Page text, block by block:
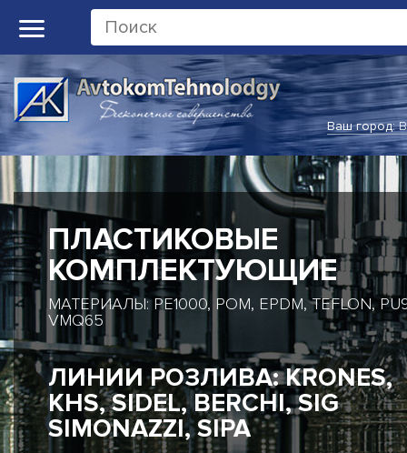
Ваш город:
ПЛАСТИКОВЫЕ
КОМПЛЕКТУЮЩИЕ
МАТЕРИАЛЫ: PE1000, POM, EPDM, TEFLON,
VMQ65
ЛИНИИ РОЗЛИВА: KRONES,
KHS, SIDEL, BERCHI, SIG
SIMONAZZI, SIPA